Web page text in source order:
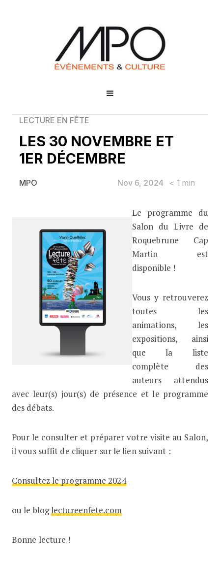
LECTURE EN FÊTE
LES 30 NOVEMBRE ET
1ER DÉCEMBRE
MPO Nov 6, 2024 < 1 min
LES 30 NOVEMBRE ET 1ERLe programme du
Salon du Livre de
Roquebrune Cap
Martin est
disponible !
Vous y retrouverez
toutes les
animations, les
expositions, ainsi
que la liste
complète des
auteurs attendus
avec leur(s) jour(s) de présence et le programme
des débats.
Pour le consulter et préparer votre visite au Salon,
il vous suffit de cliquer sur le lien suivant :
Consultez le programme 2024
ou le bloglectureenfete.com
Bonne lecture !